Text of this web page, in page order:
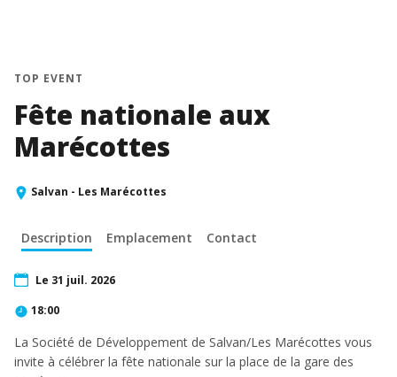
TOP EVENT
Fête nationale aux
Marécottes
Salvan - Les Marécottes
Description Emplacement Contact
Le 31 juil. 2026
18:00
La Société de Développement de Salvan/Les Marécottes vous
invite à célébrer la fête nationale sur la place de la gare des